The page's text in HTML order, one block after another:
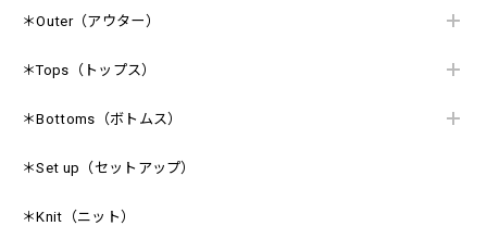
＊Outer（アウター）
＊Tops（トップス）
＊Bottoms（ボトムス）
＊Set up（セットアップ）
＊Knit（ニット）